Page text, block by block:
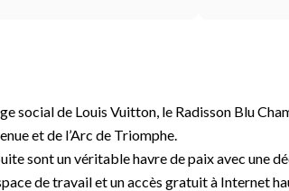
social de Louis Vuitton, le Radisson Blu
et de l’Arc de Triomphe.
sont un véritable havre de paix avec une
de travail et un accès gratuit à Internet